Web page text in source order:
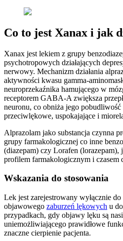
Co to jest Xanax i jak
Xanax jest lekiem z grupy
psychotropowych działających
nerwowy. Mechanizm działania
aktywności kwasu gamma-
neuroprzekaźnika hamującego w
receptorem GABA-A zwiększa
neuronu, co obniża jego pobudliwość
przeciwlękowe, uspokajające i
Alprazolam jako substancja czynna
grupy farmakologicznej co inne
(diazepam) czy Lorafen (lorazepam),
profilem farmakologicznym i czasem
Wskazania do stosowania
Lek jest zarejestrowany wyłącznie
objawowego zaburzeń lękowych u
przypadkach, gdy objawy lęku są
uniemożliwiającego prawidłowe
znaczne cierpienie pacjenta.